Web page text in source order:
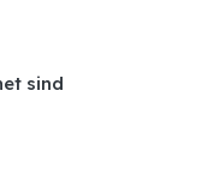
sind